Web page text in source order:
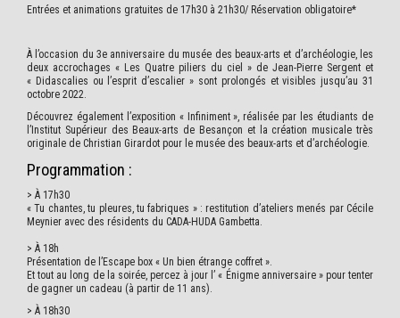
Entrées et animations gratuites de 17h30 à 21h30/ Réservation obligatoire*
À l’occasion du 3e anniversaire du musée des beaux-arts et d’archéologie, les
deux accrochages « Les Quatre piliers du ciel » de Jean-Pierre Sergent et
« Didascalies ou l’esprit d’escalier » sont prolongés et visibles jusqu’au 31
octobre 2022.
Découvrez également l’exposition « Infiniment », réalisée par les étudiants de
l’Institut Supérieur des Beaux-arts de Besançon et la création musicale très
originale de Christian Girardot pour le musée des beaux-arts et d’archéologie.
Programmation :
> À 17h30
« Tu chantes, tu pleures, tu fabriques » : restitution d’ateliers menés par Cécile
Meynier avec des résidents du CADA-HUDA Gambetta.
> À 18h
Présentation de l’Escape box « Un bien étrange coffret ».
Et tout au long de la soirée, percez à jour l’ « Énigme anniversaire » pour tenter
de gagner un cadeau (à partir de 11 ans).
> À 18h30